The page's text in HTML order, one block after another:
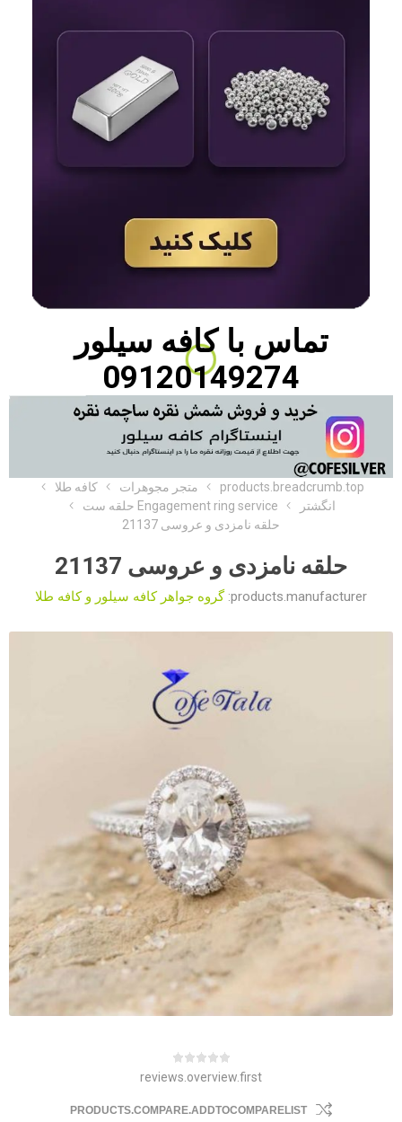
تماس باکافه سیلور
09120149274
products.breadcrumb.top متجر مجوهرات
کافه طلا
انگشتر
Engagement ring service حلقه ست
حلقه نامزدی و عروسی 21137
حلقه نامزدی و عروسی 21137
products.manufacturer: گروه جواهر کافه سیلور و کافه طلا
reviews.overview.first
PRODUCTS.COMPARE.ADDTOCOMPARELIST